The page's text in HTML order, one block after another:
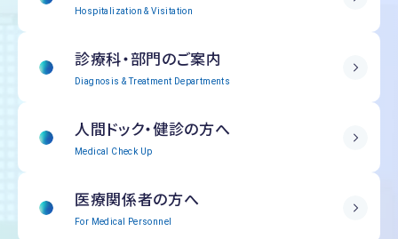
Hospitalization & Visitation
診療科・部門のご案内
Diagnosis & Treatment Departments
人間ドック・健診の方へ
Medical Check Up
医療関係者の方へ
For Medical Personnel